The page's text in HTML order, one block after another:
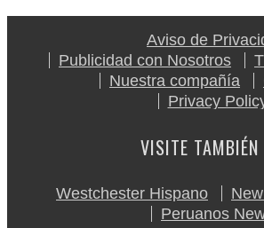
Aviso de
Publicidad con Nosotros
Nuestra compañía
Privacy
VISITE TAMBIÉN
Westchester Hispano
Peruanos